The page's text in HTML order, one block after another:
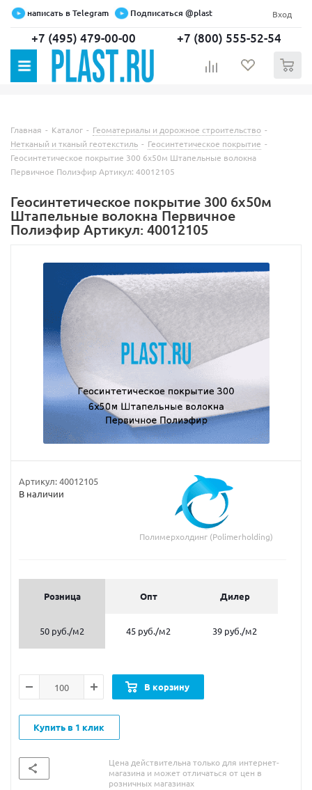
написать в Telegram Подписаться @plast Вход
+7 (495) 479-00-00 +7 (800) 555-52-54
Главная - Каталог - Геоматериалы и дорожное строительство -
Нетканый и тканый геотекстиль - Геосинтетическое покрытие -
Геосинтетическое покрытие 300 6х50м Штапельные волокна
Первичное Полиэфир Артикул: 40012105
Геосинтетическое покрытие 300 6х50м
Штапельные волокна Первичное
Полиэфир Артикул: 40012105
Артикул:40012105
В наличии
Полимерхолдинг (Polimerholding)
Розница Опт Дилер
50 руб./м2 45 руб./м2 39 руб./м2
В корзину
Купить в 1 клик
Цена действительна только для интернет-
магазина и может отличаться от цен в
розничных магазинах